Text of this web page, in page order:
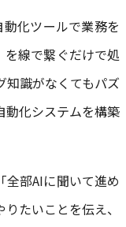
化ツールで業務を
線で繋ぐだけで処
識がなくてもパズ
動化システムを構築
全部AIに聞いて進め
たいことを伝え、